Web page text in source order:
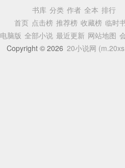
书库 分类 作者 全本 排行
首页 点击榜 推荐榜 收藏榜 临时
电脑版 全部小说 最近更新 网站地图
Copyright © 2026 20小说网